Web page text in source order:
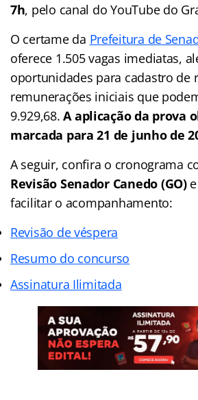
7h, pelo canal do YouTube do
O certame da Prefeitura de
oferece 1.505 vagas imediatas,
oportunidades para cadastro de
remunerações iniciais que
9.929,68.A aplicação da prova
marcada para 21 de junho de
A seguir, confira o cronograma
Revisão Senador Canedo (GO)e
facilitar o acompanhamento:
Revisão de véspera
Resumo do concurso
Assinatura Ilimitada